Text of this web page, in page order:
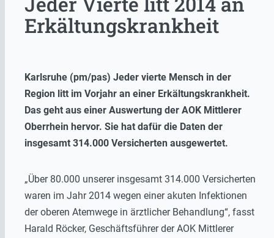
Erkältungskrankheit
Karlsruhe (pm/pas) Jeder vierte Mensch in der
Region litt im Vorjahr an einer Erkältungskrankheit.
Das geht aus einer Auswertung der AOK Mittlerer
Oberrhein hervor. Sie hat dafür die Daten der
insgesamt 314.000 Versicherten ausgewertet.
„Über 80.000 unserer insgesamt 314.000 Versicherten
waren im Jahr 2014 wegen einer akuten Infektionen
der oberen Atemwege in ärztlicher Behandlung“, fasst
Harald Röcker, Geschäftsführer der AOK Mittlerer